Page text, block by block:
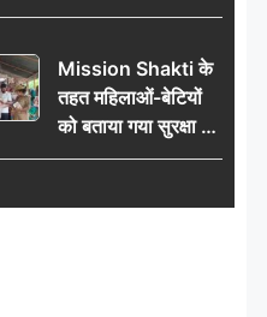
कृतिका नक्षत्र और वृद्धि
मुहूर्त, राहुकाल का सही
समय
Mission Shakti के
तहत महिलाओं-बेटियों
को बताया गया सुरक्षा के
अधिकार